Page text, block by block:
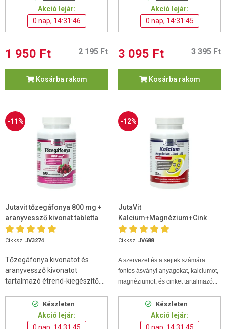
Akció lejár:
0 nap, 14:31:45
1 950 Ft 2 195 Ft
Kosárba rakom
Akció lejár:
0 nap, 14:31:44
3 095 Ft 3 395 Ft
Kosárba rakom
-11%
Jutavit tőzegáfonya 800 mg +
aranyvessző kivonat tabletta
100db
Cikksz. JV3274
Tőzegáfonya kivonatot és
aranyvessző kivonatot
tartalmazó étrend-kiegészítő....
Készleten
Akció lejár:
-12%
JutaVit
Kalcium+Magnézium+Cink
Forte 90 db
Cikksz. JV688
A szervezet és a sejtek számára
fontos ásványi anyagokat, kalciumot,
magnéziumot, és cinket tartalmazó...
Készleten
Akció lejár: